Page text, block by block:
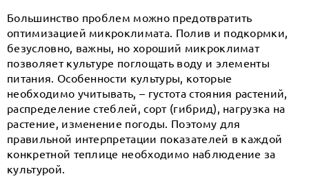
Большинство проблем можно предотвратить
оптимизацией микроклимата. Полив и подкормки,
безусловно, важны, но хороший микроклимат
позволяет культуре поглощать воду и элементы
питания. Особенности культуры, которые
необходимо учитывать, – густота стояния растений,
распределение стеблей, сорт (гибрид), нагрузка на
растение, изменение погоды. Поэтому для
правильной интерпретации показателей в каждой
конкретной теплице необходимо наблюдение за
культурой.